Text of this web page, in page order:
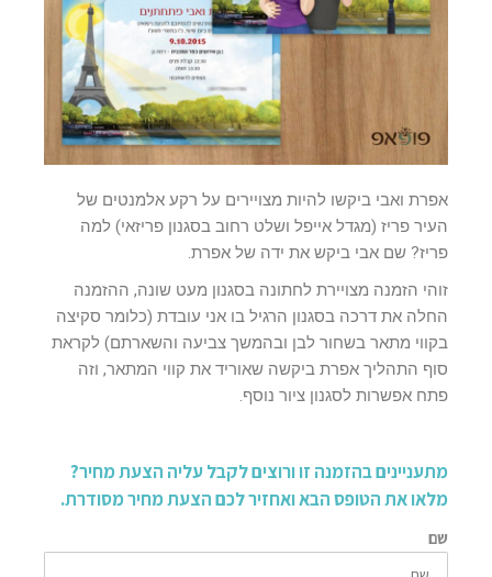
אפרת ואבי ביקשו להיות מצויירים על רקע אלמנטים של
העיר פריז (מגדל אייפל ושלט רחוב בסגנון פריזאי) למה
פריז? שם אבי ביקש את ידה של אפרת.
זוהי הזמנה מצויירת לחתונה בסגנון מעט שונה, ההזמנה
החלה את דרכה בסגנון הרגיל בו אני עובדת (כלומר סקיצה
בקווי מתאר בשחור לבן ובהמשך צביעה והשארתם) לקראת
סוף התהליך אפרת ביקשה שאוריד את קווי המתאר, וזה
פתח אפשרות לסגנון ציור נוסף.
מתעניינים בהזמנה זו ורוצים לקבל עליה הצעת מחיר?
מלאו את הטופס הבא ואחזיר לכם הצעת מחיר מסודרת.
שם